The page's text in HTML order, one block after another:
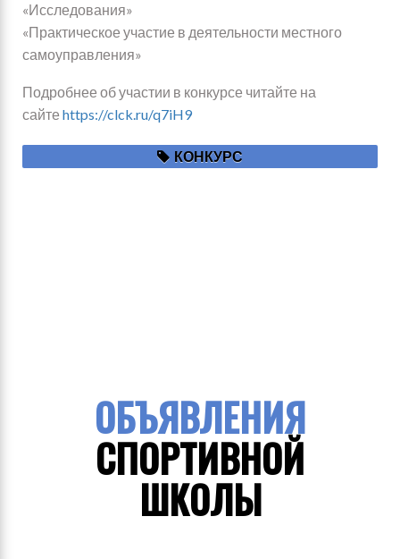
«Исследования»
«Практическое участие в деятельности местного
самоуправления»
Подробнее об участии в конкурсе читайте на
сайте https://clck.ru/q7iH9
КОНКУРС
ОБЪЯВЛЕНИЯ
СПОРТИВНОЙ
ШКОЛЫ